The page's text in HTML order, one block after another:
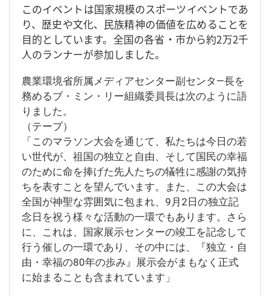
このイベントは国家規模のスポーツイベントであ
り、歴史や文化、民族精神の価値を広めることを
目的としています。全国の各省・市から約2万2千
人のランナーが参加しました。
農業環境省所属メディアセンター副センタ―長を
務めるブ・ミン・リー組織委員長は次のように語
りました。
（テープ）
「このマラソン大会を通じて、私たちは今日の若
い世代が、祖国の独立と自由、そして国民の幸福
のために命を捧げた先人たちの犠牲に感謝の気持
ちを表すことを望んでいます。また、この大会は
全国が神聖な雰囲気に包まれ、9月2日の独立記
念日を祝う様々な活動の一環でもあります。さら
に、これは、国家展示センターの竣工を記念して
行う催しの一環であり、その中には、『独立・自
由・幸福の80年の歩み』展示会がまもなく正式
に始まることも含まれています」